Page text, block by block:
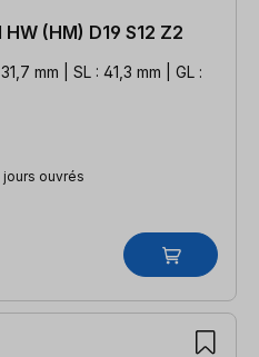
(HM) D19 S12 Z2
mm | SL : 41,3 mm | GL :
jours ouvrés